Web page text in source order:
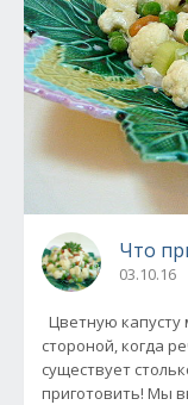
Что
03.10.16
Цветную капусту
стороной, когда
существует
приготовить! Мы